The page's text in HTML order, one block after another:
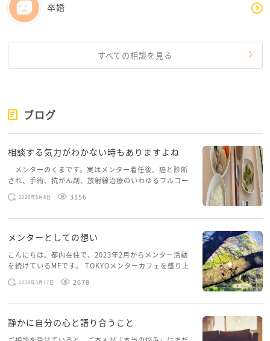
えりさんはお優しいので、言葉にする前にまず相手の
気持ちを考えてしまうのではないでしょうか
それはとてもすてきなことながら、こちらの嫌なこ
と、してほしいことは、穏やかながらもはっきりと言
できる範囲でちょっとやってみられてはいかがでしょ
卒婚
すべての相談を見る
ブログ
相談する気力がわかない時もありますよね
メンターのくまです。実はメンター着任後、癌と診断
され、手術、抗がん剤、放射線治療のいわゆるフルコー
スを体験していて、しばらくメンターカフェに来られて
いませんでした。体力だけでなく、気力も落ちパソコン
2026年5月8日 3156
メンターとしての想い
こんにちは。都内在住で、2023年2月からメンター活動
を続けているMFです。 TOKYOメンターカフェを盛り上
げたいという想いから、勇気を出して初めてブログを投
稿してみようと思います。少し自分のことを書いてみま
2026年3月17日 2678
静かに自分の心と語り合うこと